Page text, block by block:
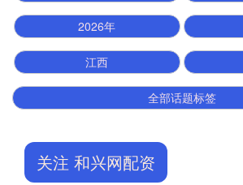
2026年
江西
全部话题标签
关注 和兴网配资